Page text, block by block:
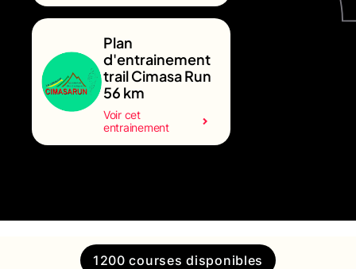
Plan
d'entrainement
trail Cimasa Run
56 km
Voir cet
entrainement
1200 courses disponibles